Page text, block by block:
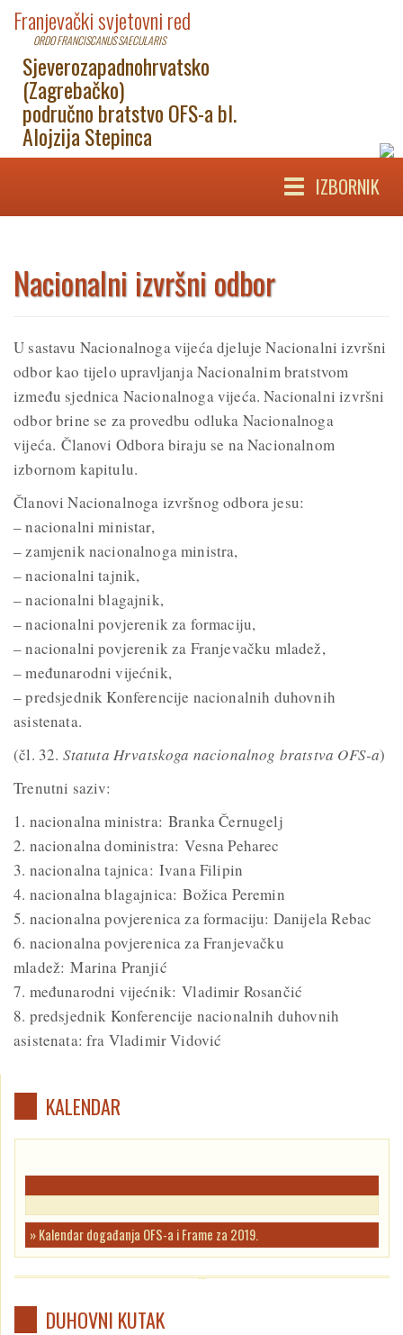
Franjevački svjetovni red
ORDO FRANCISCANUS SAECULARIS
Sjeverozapadnohrvatsko
(Zagrebačko)
područno bratstvo OFS-a bl.
Alojzija Stepinca
IZBORNIK
Nacionalni izvršni odbor
U sastavu Nacionalnoga vijeća djeluje Nacionalni izvršni
odbor kao tijelo upravljanja Nacionalnim bratstvom
između sjednica Nacionalnoga vijeća. Nacionalni izvršni
odbor brine se za provedbu odluka Nacionalnoga
vijeća.Članovi Odbora biraju se na Nacionalnom
izbornom kapitulu.
Članovi Nacionalnoga izvršnog odbora jesu:
– nacionalni ministar,
– zamjenik nacionalnoga ministra,
– nacionalni tajnik,
– nacionalni blagajnik,
– nacionalni povjerenik za formaciju,
– nacionalni povjerenik za Franjevačku mladež,
– međunarodni vijećnik,
– predsjednik Konferencije nacionalnih duhovnih
asistenata.
(čl. 32. Statuta Hrvatskoga nacionalnog bratstva OFS-a)
Trenutni saziv:
1. nacionalna ministra: Branka Černugelj
2. nacionalna doministra: Vesna Peharec
3. nacionalna tajnica: Ivana Filipin
4. nacionalna blagajnica: Božica Peremin
5. nacionalna povjerenica za formaciju: Danijela Rebac
6. nacionalna povjerenica za Franjevačku
mladež: Marina Pranjić
7. međunarodni vijećnik: Vladimir Rosančić
8. predsjednik Konferencije nacionalnih duhovnih
asistenata: fra Vladimir Vidović
KALENDAR
» Kalendar događanja OFS-a i Frame za 2019.
DUHOVNI KUTAK